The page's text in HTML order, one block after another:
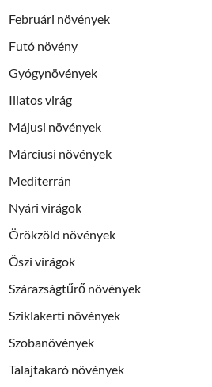
Februári növények
Futó növény
Gyógynövények
Illatos virág
Májusi növények
Márciusi növények
Mediterrán
Nyári virágok
Örökzöld növények
Őszi virágok
Szárazságtűrő növények
Sziklakerti növények
Szobanövények
Talajtakaró növények